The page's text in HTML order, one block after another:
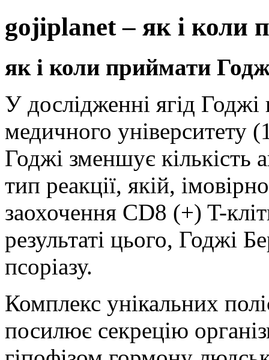
gojiplanet – як і коли
як і коли приймати
У дослідженні ягід
медичного університету
Годжі зменшує кількість
тип реакції, якій,
заохочення CD8 (+) T-
результаті цього, Годжі
псоріазу.
Комплекс унікальних
посилює секрецію